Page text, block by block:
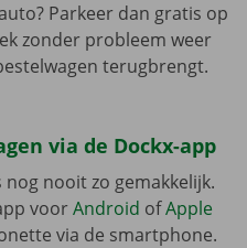
Parkeer dan gratis op
zonder probleem weer
terugbrengt.
via de Dockx-app
nooit zo gemakkelijk.
voorAndroid ofApple
via de smartphone.